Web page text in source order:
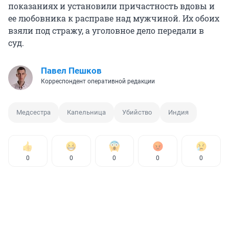
показаниях и установили причастность вдовы и
ее любовника к расправе над мужчиной. Их обоих
взяли под стражу, а уголовное дело передали в
суд.
Павел Пешков
Корреспондент оперативной редакции
Медсестра Капельница Убийство Индия
0 0 0 0 0